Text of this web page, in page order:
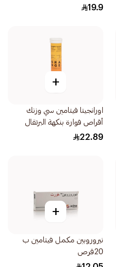
20قرص
19.9
+
اورانجيتا فيتامين سي وزنك
أقراص فوارة بنكهة البرتقال
20قرص
22.89
+
نيروروبين مكمل فيتامين ب
20قرص